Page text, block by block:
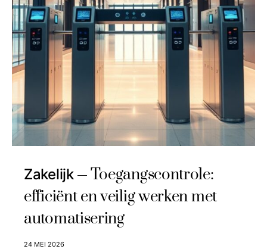
Zakelijk
Toegangscontrole:
efficiënt en veilig werken met
automatisering
24 MEI 2026